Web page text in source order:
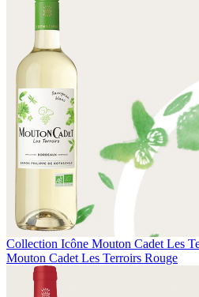
Collection Icône Mouton Cadet Les
Mouton Cadet Les Terroirs Rouge